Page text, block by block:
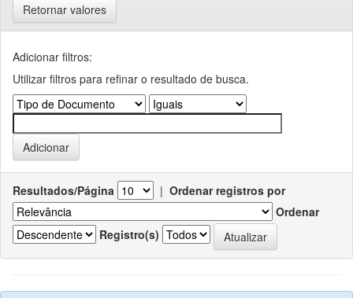
Retornar valores
Adicionar filtros:
Utilizar filtros para refinar o resultado de busca.
Resultados/Página | Ordenar registros por
Ordenar
Registro(s)